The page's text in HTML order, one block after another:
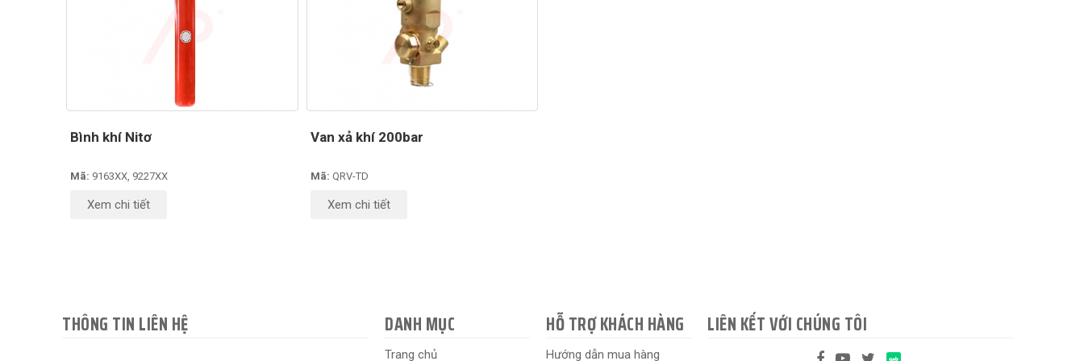
Bình khí Nitơ
Mã: 9163XX, 9227XX
Xem chi tiết
Van xả khí 200bar
Mã: QRV-TD
Xem chi tiết
THÔNG TIN LIÊN HỆ DANH MỤC
Trang chủ
HỖ TRỢ KHÁCH HÀNG
Hướng dẫn mua hàng
LIÊN KẾT VỚI CHÚNG TÔI